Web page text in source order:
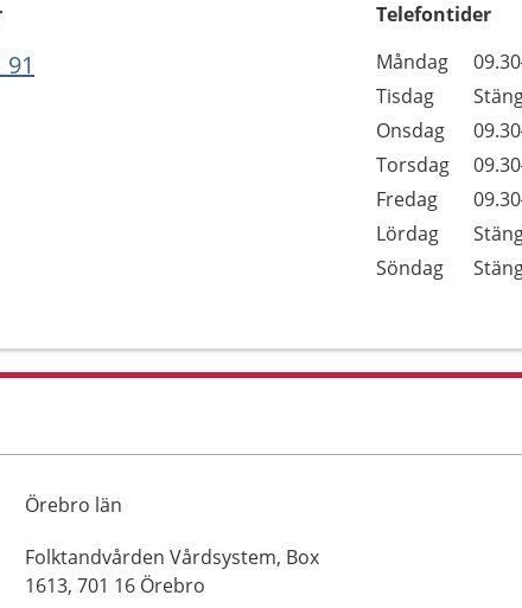
Telefontider
Dag
Öppettider
Kommentarer
Måndag
Tisdag
Onsdag
Torsdag
Fredag
Lördag
Söndag
Örebro län
Folktandvården Vårdsystem, Box
1613, 701 16 Örebro